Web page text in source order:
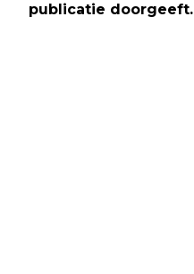
publicatie doorgeeft.